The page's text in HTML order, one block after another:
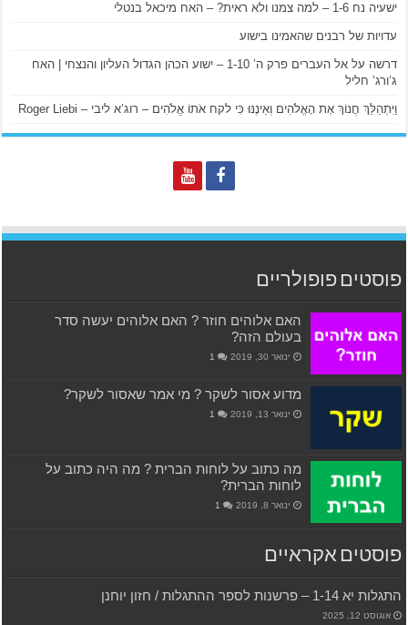
ישעיה נח 1-6 – למה צמנו ולא ראית? – האח מיכאל בנטלי
עדויות של רבנים שהאמינו בישוע
דרשה על אל העברים פרק ה’ 1-10 – ישוע הכהן הגדול העליון והנצחי | האח
ג’ורג’ חליל
וַיִּתְהַלֵּךְ חֲנוֹךְ אֶת הָאֱלֹהִים וְאֵינֶנּוּ כִּי לקח אֹתוֹ אֱלֹהִים – רוג’א ליבי – Roger Liebi
פוסטים פופולריים
האם אלוהים חוזר ? האם אלוהים יעשה סדר
בעולם הזה?
ינואר 30, 2019 1
מדוע אסור לשקר ? מי אמר שאסור לשקר?
ינואר 13, 2019 1
מה כתוב על לוחות הברית ? מה היה כתוב על
לוחות הברית?
ינואר 8, 2019 1
פוסטים אקראיים
התגלות יא 1-14 – פרשנות לספר ההתגלות / חזון יוחנן
אוגוסט 12, 2025